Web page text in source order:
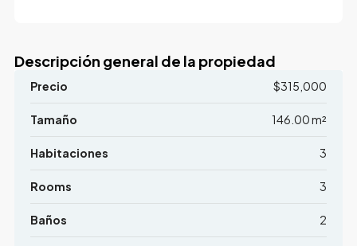
Descripción general de la propiedad
Precio $315,000
Tamaño 146.00 m²
Habitaciones 3
Rooms 3
Baños 2